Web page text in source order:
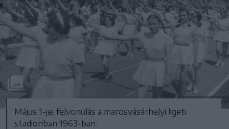
Május 1-jei felvonulás a marosvásárhelyi ligeti
stadionban 1963-ban